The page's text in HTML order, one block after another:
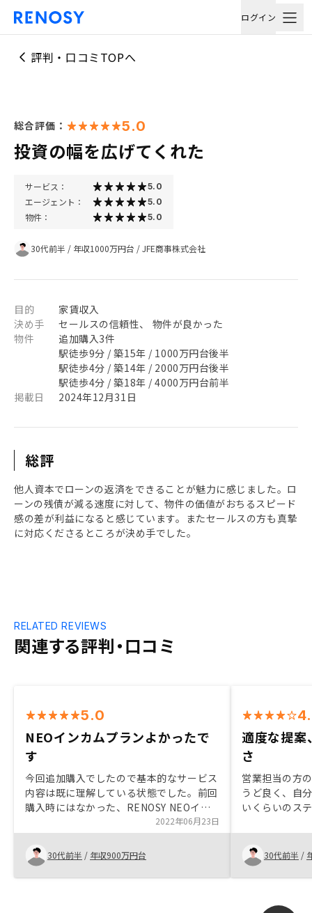
ログイン
評判・口コミTOPへ
総合評価： 5.0
投資の幅を広げてくれた
サービス： 5.0
エージェント： 5.0
物件： 5.0
30代前半 / 年収1000万円台 /JFE商事株式会社
目的
家賃収入
決め手
セールスの信頼性、 物件が良かった
物件
追加購入3件
駅徒歩9分 / 築15年 / 1000万円台後半
駅徒歩4分 / 築14年 / 2000万円台後半
駅徒歩4分 / 築18年 / 4000万円台前半
掲載日
2024年12月31日
総評
他人資本でローンの返済をできることが魅力に感じました。ロ
ーンの残債が減る速度に対して、物件の価値がおちるスピード
感の差が利益になると感じています。またセールスの方も真摯
に対応くださるところが決め手でした。
関連する評判・口コミ
RELATED REVIEWS
5.0
NEOインカムプランよかったで
す
今回追加購入でしたので基本的なサービス
内容は既に理解している状態でした。前回
購入時にはなかった、RENOSY NEOイン
カムプランサービスが始まりより賃貸運用
が可視化された状態となるため良いサービ
スだと思いました。RENOSY確定申告利用
時の写真読み取り精度が悪く返済予定表が
結局手入力になってしまったので来年の確
2022年06月23日
30代前半 / 年収900万円台
適度な提案
さ
営業担当の方
うど良く、自
いくらいのス
しかなかった
明で懸念点な
30代前半 /